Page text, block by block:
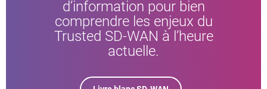
d’information pour bien
comprendre les enjeux du
Trusted SD-WAN à l’heure
actuelle.